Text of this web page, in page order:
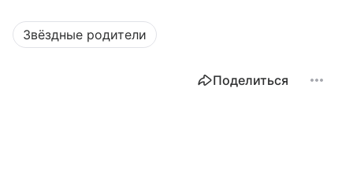
Звёздные родители
Поделиться